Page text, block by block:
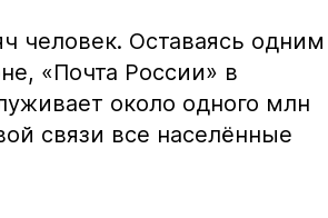
человек. Оставаясь одним
«Почта России» в
около одного млн
связи все населённые